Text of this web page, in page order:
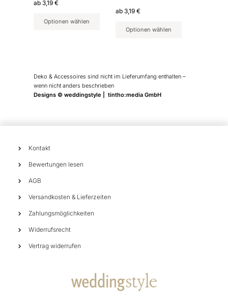
ab 3,19 €
Optionen wählen
Produktseite
ab3,19€
Optionen wählen
der
gewählt
Deko & Accessoires sind nicht im Lieferumfang enthalten –
wenn nicht anders beschrieben
Designs © weddingstyle | tintho:media GmbH
Kontakt
Bewertungen lesen
AGB
Versandkosten & Lieferzeiten
Zahlungsmöglichkeiten
Widerrufsrecht
Vertrag widerrufen